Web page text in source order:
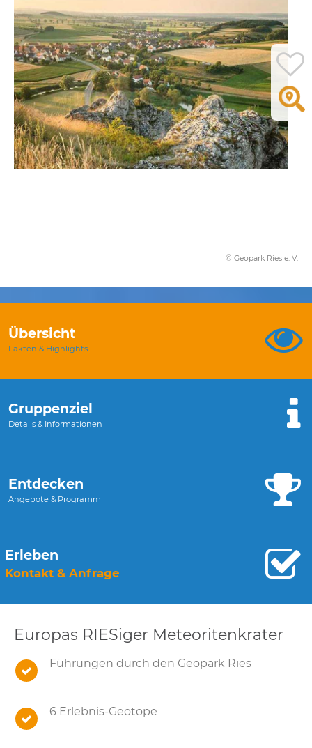
© Geopark Ries e. V.
Übersicht
Fakten & Highlights
Gruppenziel
Details & Informationen
Entdecken
Angebote & Programm
Erleben
Kontakt & Anfrage
Europas RIESiger Meteoritenkrater
Führungen durch den Geopark Ries
6 Erlebnis-Geotope